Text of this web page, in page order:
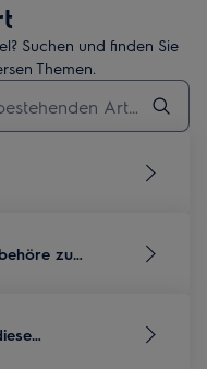
Suchen und finden Sie
Themen.
ein
zu